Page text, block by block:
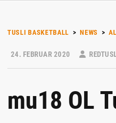
TUSLI BASKETBALL > NEWS >
24. FEBRUAR 2020
mu18 OL